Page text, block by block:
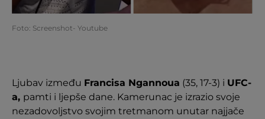
Foto: Screenshot- Youtube
Ljubav između Francisa Ngannoua (35, 17-3) i UFC-
a, pamti i ljepše dane. Kamerunac je izrazio svoje
nezadovoljstvo svojim tretmanom unutar najjače